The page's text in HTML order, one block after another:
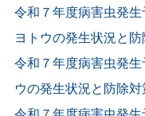
令和７年度病害虫発
ヨトウの発生状況と防
令和７年度病害虫発
ウの発生状況と防除対